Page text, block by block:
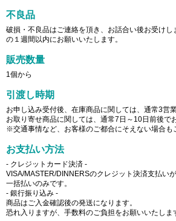
不良品
破損・不良品はご連絡を頂き、お話合い後お受けし
の１週間以内にお願いいたします。
販売数量
1個から
引渡し時期
お申し込み受付後、在庫商品に関しては、通常3営
お取り寄せ商品に関しては、通常7日～10日前後で
※交通事情など、お客様のご都合にそえない場合も
お支払い方法
- クレジットカード決済 -
VISA/MASTER/DINNERSのクレジット決済支払いが
一括払いのみです。
- 銀行振り込み -
商品はご入金確認後の発送になります。
恐れ入りますが、手数料のご負担をお願いいたしま